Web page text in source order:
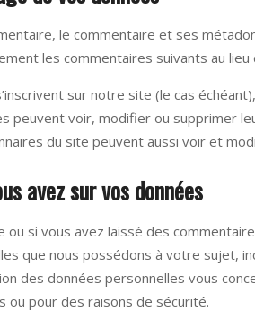
le commentaire et ses
les commentaires suivants au
sur notre site (le cas
peuvent voir, modifier ou supprimer
du site peuvent aussi voir et
avez sur vos données
ou si vous avez laissé des
que nous possédons à votre sujet,
des données personnelles vous
ou pour des raisons de sécurité.